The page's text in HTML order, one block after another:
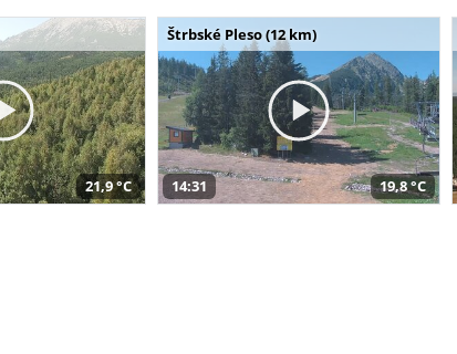
21,9 °C
Štrbské Pleso (12 km)
14:31 19,8 °C